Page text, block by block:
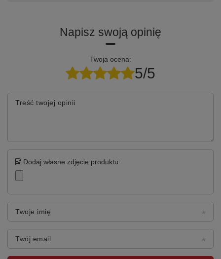
Napisz swoją opinię
Twoja ocena:
5/5
Treść twojej opinii
Dodaj własne zdjęcie produktu:
Twoje imię
Twój email